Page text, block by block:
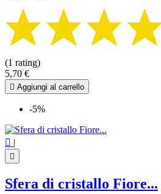
(1 rating)
5,70 €
 Aggiungi al carrello
-5%
 |

Sfera di cristallo Fiore...